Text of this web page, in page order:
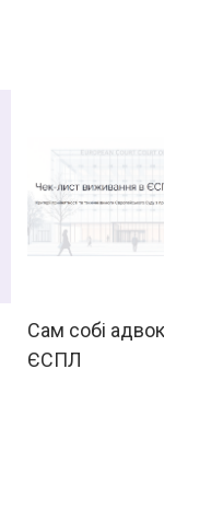
Сам собі адвокат:
ЄСПЛ